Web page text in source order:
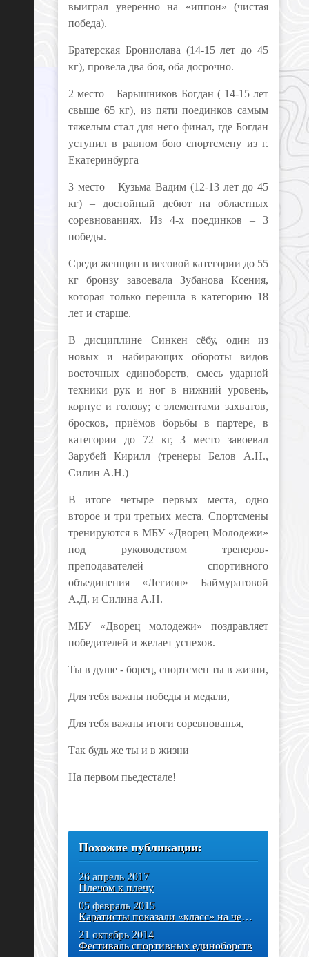
выиграл уверенно на «иппон» (чистая
победа).
Братерская Бронислава (14-15 лет до 45
кг), провела два боя, оба досрочно.
2 место – Барышников Богдан ( 14-15 лет
свыше 65 кг), из пяти поединков самым
тяжелым стал для него финал, где Богдан
уступил в равном бою спортсмену из г.
Екатеринбурга
3 место – Кузьма Вадим (12-13 лет до 45
кг) – достойный дебют на областных
соревнованиях. Из 4-х поединков – 3
победы.
Среди женщин в весовой категории до 55
кг бронзу завоевала Зубанова Ксения,
которая только перешла в категорию 18
лет и старше.
В дисциплине Синкен сёбу, один из
новых и набирающих обороты видов
восточных единоборств, смесь ударной
техники рук и ног в нижний уровень,
корпус и голову; с элементами захватов,
бросков, приёмов борьбы в партере, в
категории до 72 кг, 3 место завоевал
Зарубей Кирилл (тренеры Белов А.Н.,
Силин А.Н.)
В итоге четыре первых места, одно
второе и три третьих места. Спортсмены
тренируются в МБУ «Дворец Молодежи»
под руководством тренеров-
преподавателей спортивного
объединения «Легион» Баймуратовой
А.Д. и Силина А.Н.
МБУ «Дворец молодежи» поздравляет
победителей и желает успехов.
Ты в душе - борец, спортсмен ты в жизни,
Для тебя важны победы и медали,
Для тебя важны итоги соревнованья,
Так будь же ты и в жизни
На первом пьедестале!
Похожие публикации:
26 апрель 2017
Плечом к плечу
05 февраль 2015
Каратисты показали «класс» на чемпионате по киокусинкай
21 октябрь 2014
Фестиваль спортивных единоборств